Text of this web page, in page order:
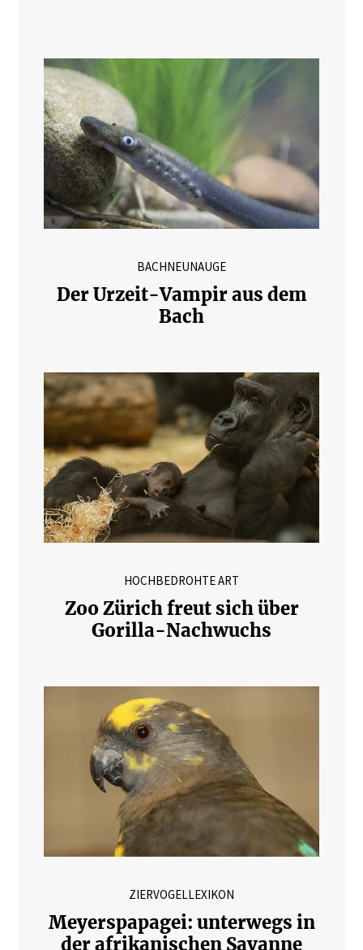
BACHNEUNAUGE
Der Urzeit-Vampir aus dem
Bach
HOCHBEDROHTE ART
Zoo Zürich freut sich über
Gorilla-Nachwuchs
ZIERVOGELLEXIKON
Meyerspapagei: unterwegs in
der afrikanischen Savanne